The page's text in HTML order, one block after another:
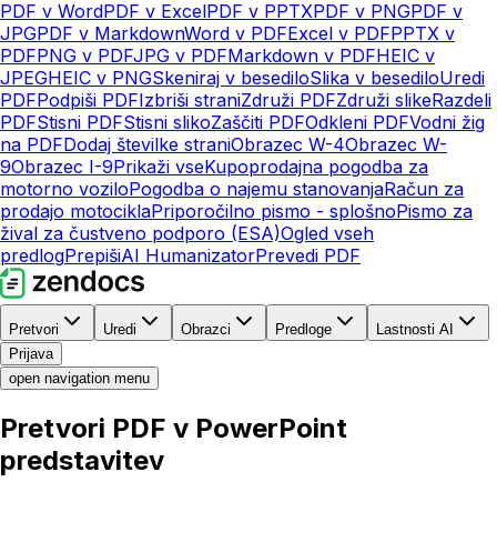
PDF v WordPDF v ExcelPDF v PPTXPDF v PNGPDF v
JPGPDF v MarkdownWord v PDFExcel v PDFPPTX v
PDFPNG v PDFJPG v PDFMarkdown v PDFHEIC v
JPEGHEIC v PNGSkeniraj v besediloSlika v besediloUredi
PDFPodpiši PDFIzbriši straniZdruži PDFZdruži slikeRazdeli
PDFStisni PDFStisni slikoZaščiti PDFOdkleni PDFVodni žig
na PDFDodaj številke straniObrazec W-4Obrazec W-
9Obrazec I-9Prikaži vseKupoprodajna pogodba za
motorno voziloPogodba o najemu stanovanjaRačun za
prodajo motociklaPriporočilno pismo - splošnoPismo za
žival za čustveno podporo (ESA)Ogled vseh
predlogPrepišiAI HumanizatorPrevedi PDF
Pretvori Uredi Obrazci Predloge
Lastnosti AI
Prijava
open navigation menu
Pretvori PDF v PowerPoint
predstavitev